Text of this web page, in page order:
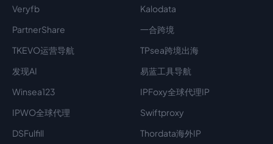
Veryfb
Kalodata
PartnerShare
一合跨境
TKEVO运营导航
TPsea跨境出海
发现AI
易蓝工具导航
Winsea123
IPFoxy全球代理IP
IPWO全球代理
Swiftproxy
DSFulfill
Thordata海外IP